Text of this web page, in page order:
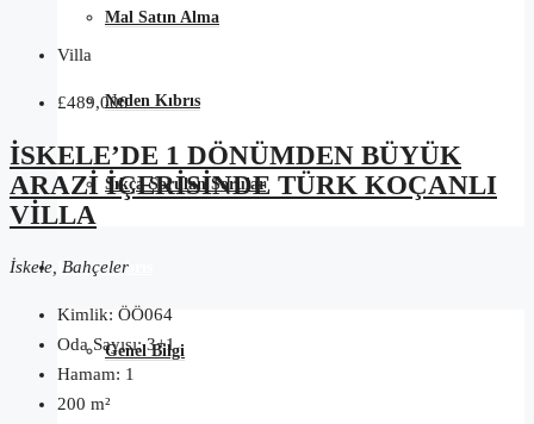
Mal Satın Alma
Neden Kıbrıs
Sıkça Sorulan Sorular
Kuzey Kıbrıs
Genel Bilgi
Villa
£489,000
İSKELE’DE 1 DÖNÜMDEN BÜYÜK
ARAZI IÇERISINDE TÜRK KOÇANLI
VILLA
İskele, Bahçeler
Kimlik: ÖÖ064
Oda Sayısı:3+1
Hamam: 1
200 m²